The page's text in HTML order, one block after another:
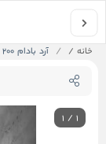
خانه / آرد بادام 200 گرمی کتووانیلا
1 / 1